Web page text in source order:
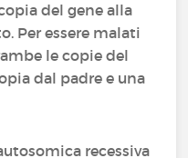
del gene alla
Per essere malati
le copie del
dal padre e una
recessiva